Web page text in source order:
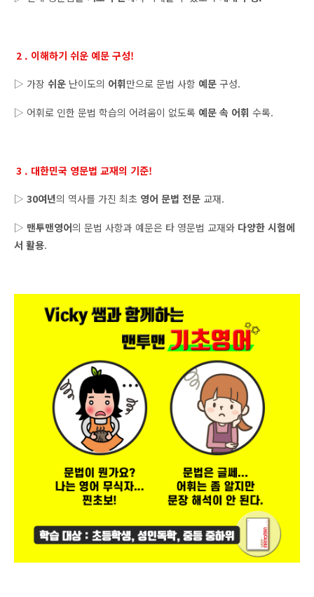
2 . 이해하기 쉬운 예문 구성!
▷ 가장 쉬운 난이도의 어휘만으로 문법 사항 예문 구성.
▷ 어휘로 인한 문법 학습의 어려움이 없도록 예문 속 어휘 수록.
3 . 대한민국 영문법 교재의 기준!
▷ 30여년의 역사를 가진 최초 영어 문법 전문 교재.
▷ 맨투맨영어의 문법 사항과 예문은 타 영문법 교재와 다양한 시험에
서 활용.